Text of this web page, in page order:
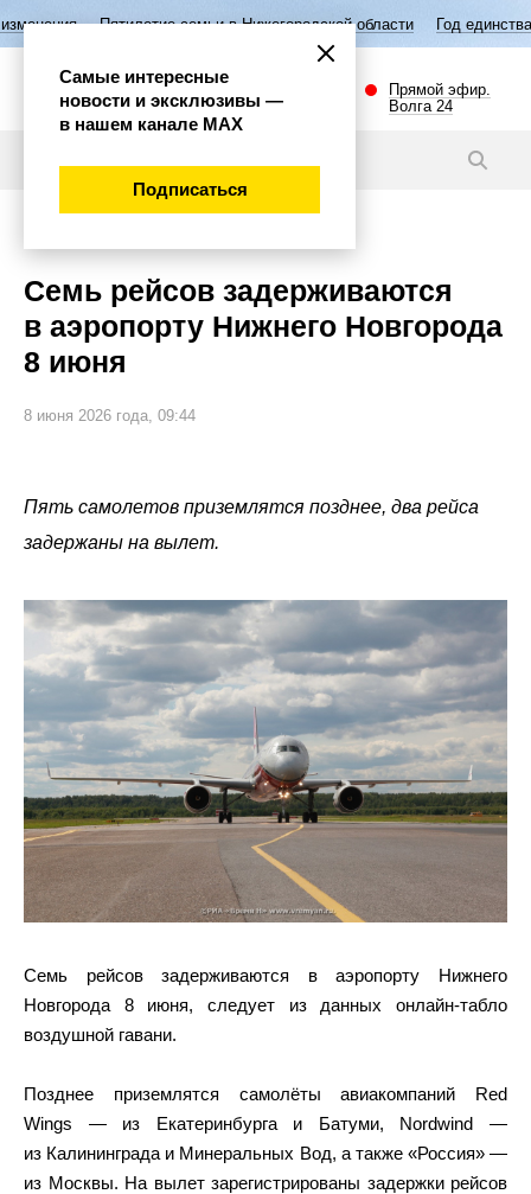
семьи в Нижегородской области Год единства народов России
Прямой эфир.
Волга 24
Семь рейсов задерживаются
в аэропорту Нижнего Новгорода
8 июня
8 июня 2026 года, 09:44
Пять самолетов приземлятся позднее, два рейса
задержаны на вылет.
Семь рейсов задерживаются в аэропорту Нижнего
Новгорода 8 июня, следует из данных онлайн‑табло
воздушной гавани.
Позднее приземлятся самолёты авиакомпаний Red
Wings — из Екатеринбурга и Батуми, Nordwind —
из Калининграда и Минеральных Вод, а также «Россия» —
из Москвы. На вылет зарегистрированы задержки рейсов
Самые интересные
новости и эксклюзивы —
в нашем канале МАХ
Подписаться